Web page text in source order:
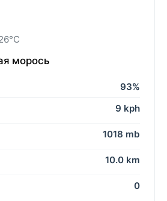
морось
93%
9 kph
1018 mb
10.0 km
0